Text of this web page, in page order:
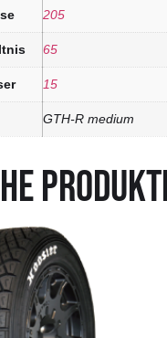
205
65
15
GTH-R medium